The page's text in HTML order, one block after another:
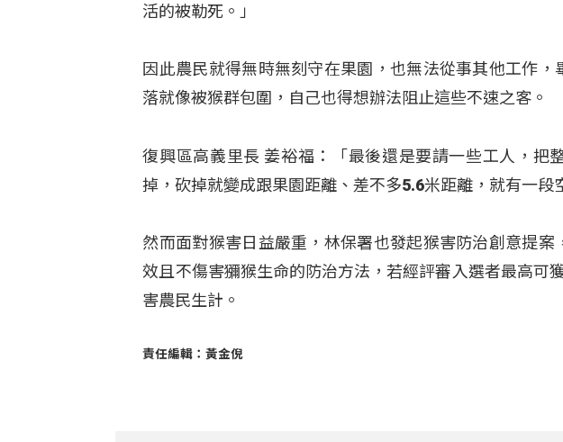
活的被勒死。」
因此農民就得無時無刻守在果園，也無法從事其他工作
落就像被猴群包圍，自己也得想辦法阻止這些不速之客。
復興區高義里長 姜裕福：「最後還是要請一些工人，把
掉，砍掉就變成跟果園距離、差不多5.6米距離，就有一段
然而面對猴害日益嚴重，林保署也發起猴害防治創意提
效且不傷害獼猴生命的防治方法，若經評審入選者最高可
害農民生計。
責任編輯：黃金倪